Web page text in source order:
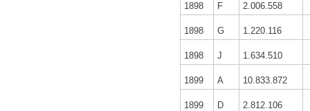
1898 F 2.006.558
1898 G 1.220.116
1898 J 1.634.510
1899 A 10.833.872
1899 D 2.812.106